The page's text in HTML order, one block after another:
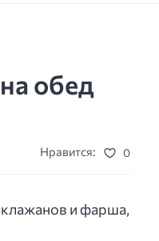
обед
Нравится: 0
и фарша,